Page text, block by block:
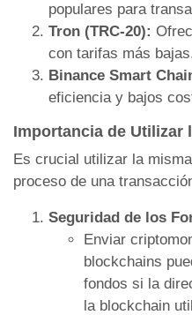
populares para
Tron (TRC-20):
con tarifas más
Binance Smart
eficiencia y bajos
Importancia de Utilizar
Es crucial utilizar la
proceso de una
Seguridad de los
Enviar
blockchains
fondos si la
la blockchain